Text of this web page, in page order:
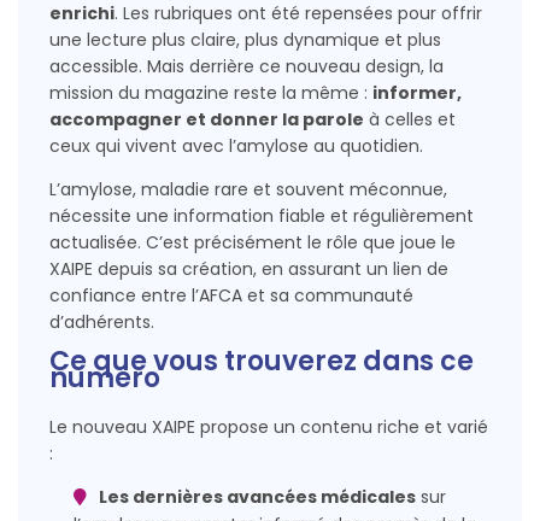
enrichi. Les rubriques ont été repensées pour offrir
une lecture plus claire, plus dynamique et plus
accessible. Mais derrière ce nouveau design, la
mission du magazine reste la même : informer,
accompagner et donner la parole à celles et
ceux qui vivent avec l’amylose au quotidien.
L’amylose, maladie rare et souvent méconnue,
nécessite une information fiable et régulièrement
actualisée. C’est précisément le rôle que joue le
XAIPE depuis sa création, en assurant un lien de
confiance entre l’AFCA et sa communauté
d’adhérents.
Ce que vous trouverez dans ce
numéro
Le nouveau XAIPE propose un contenu riche et varié
:
Les dernières avancées médicales sur